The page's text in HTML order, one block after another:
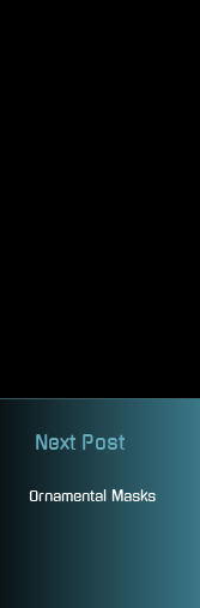
mastodon pinterest
Next Post
Ornamental Masks